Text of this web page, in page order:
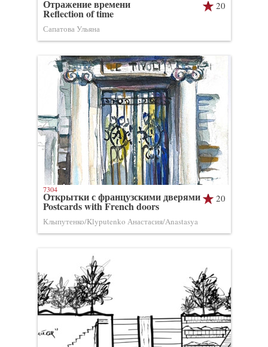
20
Отражение времени
Reflection of time
Сапатова Ульяна
20
Открытки с французскими дверями
Postcards with French doors
Клыпутенко/Klyputenko Анастасия/Anastasya
7304